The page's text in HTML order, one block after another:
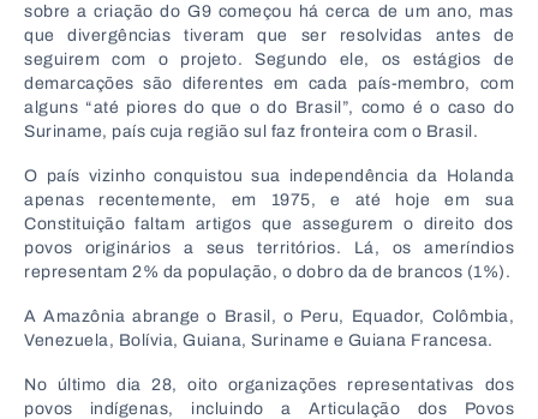
sobre a criação do G9 começou há cerca de um ano, mas
que divergências tiveram que ser resolvidas antes de
seguirem com o projeto. Segundo ele, os estágios de
demarcações são diferentes em cada país-membro, com
alguns “até piores do que o do Brasil”, como é o caso do
Suriname, país cuja região sul faz fronteira com o Brasil.
O país vizinho conquistou sua independência da Holanda
apenas recentemente, em 1975, e até hoje em sua
Constituição faltam artigos que assegurem o direito dos
povos originários a seus territórios. Lá, os ameríndios
representam 2% da população, o dobro da de brancos (1%).
A Amazônia abrange o Brasil, o Peru, Equador, Colômbia,
Venezuela, Bolívia, Guiana, Suriname e Guiana Francesa.
No último dia 28, oito organizações representativas dos
povos indígenas, incluindo a Articulação dos Povos